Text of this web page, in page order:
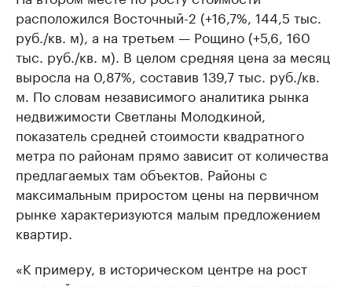
расположился Восточный-2 (+16,7%, 144,5 тыс.
руб./кв. м), а на третьем — Рощино (+5,6, 160
тыс. руб./кв. м). В целом средняя цена за месяц
выросла на 0,87%, составив 139,7 тыс. руб./кв.
м. По словам независимого аналитика рынка
недвижимости Светланы Молодкиной,
показатель средней стоимости квадратного
метра по районам прямо зависит от количества
предлагаемых там объектов. Районы с
максимальным приростом цены на первичном
рынке характеризуются малым предложением
квартир.
«К примеру, в историческом центре на рост